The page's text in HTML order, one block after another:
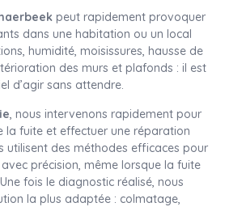
peut rapidement provoquer
dans une habitation ou un local
humidité, moisissures, hausse de
des murs et plafonds : il est
d’agir sans attendre.
, nous intervenons rapidement pour
la fuite et effectuer une réparation
utilisent des méthodes efficaces pour
précision, même lorsque la fuite
fois le diagnostic réalisé, nous
la plus adaptée : colmatage,